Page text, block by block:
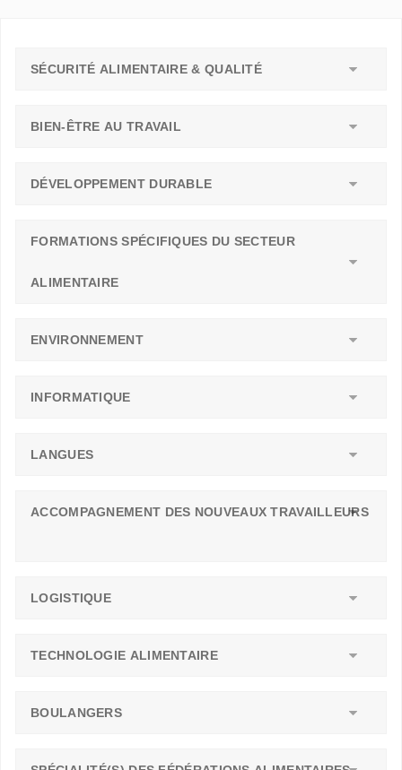
SÉCURITÉ ALIMENTAIRE & QUALITÉ
BIEN-ÊTRE AU TRAVAIL
DÉVELOPPEMENT DURABLE
FORMATIONS SPÉCIFIQUES DU SECTEUR
ALIMENTAIRE
ENVIRONNEMENT
INFORMATIQUE
LANGUES
ACCOMPAGNEMENT DES NOUVEAUX TRAVAILLEURS
LOGISTIQUE
TECHNOLOGIE ALIMENTAIRE
BOULANGERS